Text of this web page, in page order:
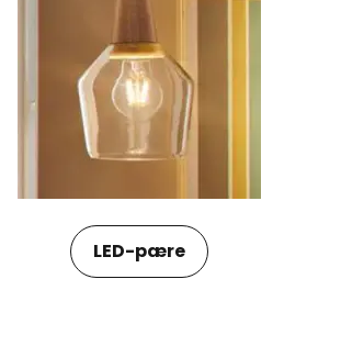
LED-pære